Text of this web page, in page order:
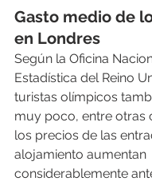
Gasto medio de
en Londres
Según la Oficina
Estadística del Reino
turistas olímpicos
muy poco, entre otras
los precios de las
alojamiento aumentan
considerablemente